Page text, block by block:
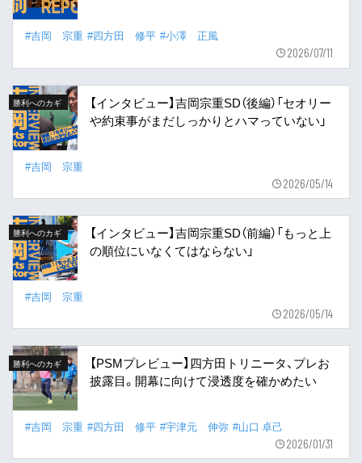
#吉岡 宗重 #四方田 修平 #小澤 正風
2026/07/11
勝利へのカギ
【インタビュー】吉岡宗重SD（後編）「セオリー
や約束事がまだしっかりとハマっていない」
#吉岡 宗重
2026/05/14
勝利へのカギ
【インタビュー】吉岡宗重SD（前編）「もっと上
の順位にいなくてはならない」
#吉岡 宗重
2026/05/14
勝利へのカギ
【PSMプレビュー】四方田トリニータ、プレお
披露目。開幕に向けて浸透度を確かめたい
#吉岡 宗重 #四方田 修平 #宇津元 伸弥 #山口 卓己
2026/01/31